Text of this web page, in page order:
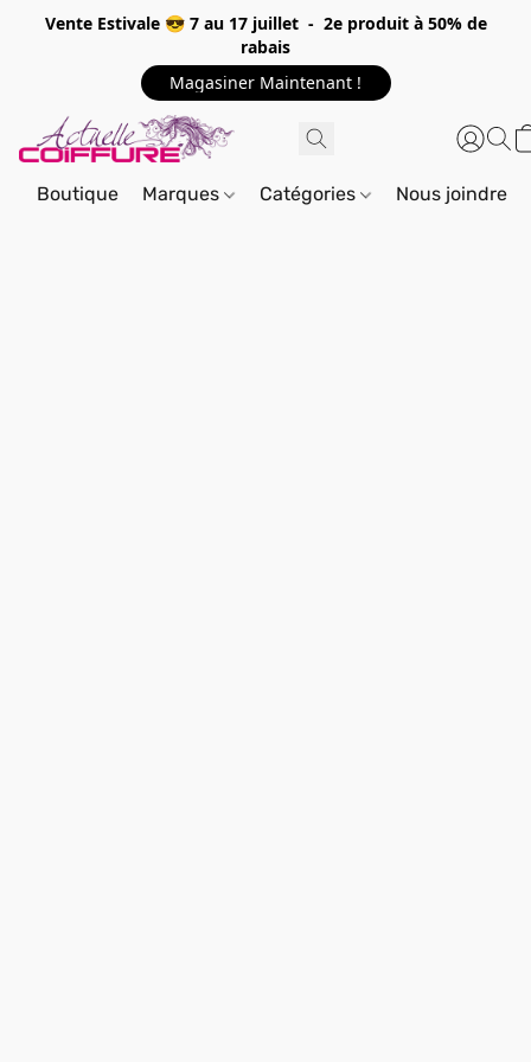
Vente Estivale 😎 7 au 17 juillet - 2e produit à 50% de
rabais
Magasiner Maintenant !
Boutique Marques Catégories Nous joindre